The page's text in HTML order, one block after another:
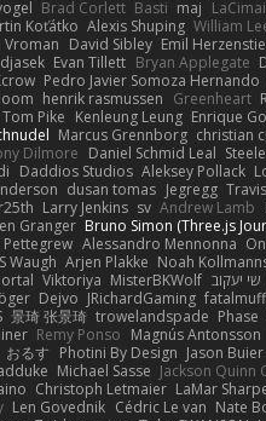
Brad Corlett Basti maj
Koťátko Alexis Shuping William
Vroman David Sibley Emil
Evan Tillett Bryan Applegate
Pedro Javier Somoza Hernando
henrik rasmussen Greenheart
Tom Pike Kenleung Leung Enrique
Marcus Grennborg christian
Dilmore Daniel Schmid Leal Steele
Daddios Studios Aleksey Pollack
dusan tomas Jegregg
Larry Jenkins sv Andrew Lamb
Granger Bruno Simon (Three.js
Pettegrew Alessandro Mennonna
S Waugh Arjen Plakke Noah
Viktoriya MisterBKWolf שי יעקוב
Dejvo JRichardGaming
景琦 张景琦 trowelandspade Phase
Remy Ponso Magnús Antonsson
おるす Photini By Design Jason Buier
Michael Sasse Jackson Quinn
Christoph Letmaier LaMar
Len Govednik Cédric Le van Nate